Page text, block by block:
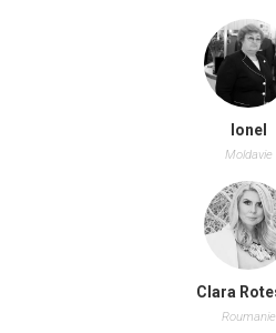
Ionel
Moldavie
Clara
Roumanie